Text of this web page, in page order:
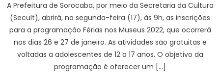
recuperados
e
2.878
óbitos
–
Agência
A Prefeitura de Sorocaba, por meio da Secretaria da Cultura
(Secult), abrirá, na segunda-feira (17), às 9h, as inscrições
para a programação Férias nos Museus 2022, que ocorrerá
nos dias 26 e 27 de janeiro. As atividades são gratuitas e
voltadas a adolescentes de 12 a 17 anos. O objetivo da
programação é oferecer um […]